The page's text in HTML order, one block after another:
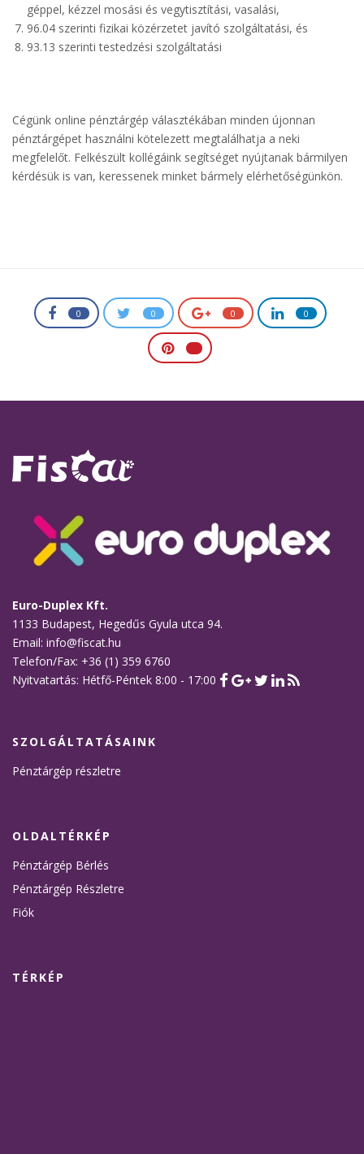
géppel, kézzel mosási és vegytisztítási, vasalási,
96.04 szerinti fizikai közérzetet javító szolgáltatási, és
93.13 szerinti testedzési szolgáltatási
Cégünk online pénztárgép választékában minden újonnan
pénztárgépet használni kötelezett megtalálhatja a neki
megfelelőt. Felkészült kollégáink segítséget nyújtanak bármilyen
kérdésük is van, keressenek minket bármely elérhetőségünkön.
0 0 0 0
Euro-Duplex Kft.
1133 Budapest, Hegedűs Gyula utca 94.
Email: info@fiscat.hu
Telefon/Fax: +36 (1) 359 6760
Nyitvatartás: Hétfő-Péntek 8:00 - 17:00
SZOLGÁLTATÁSAINK
Pénztárgép részletre
OLDALTÉRKÉP
Pénztárgép Bérlés
Pénztárgép Részletre
Fiók
TÉRKÉP